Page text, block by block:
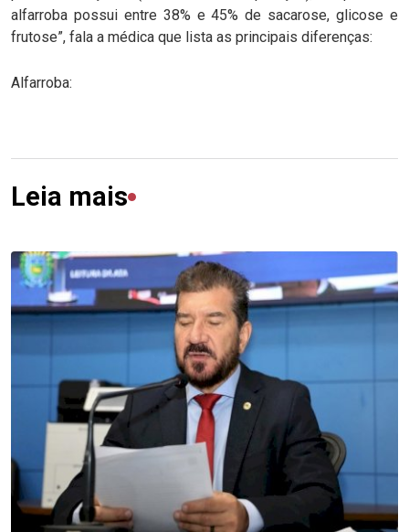
alfarroba possui entre 38% e 45% de sacarose, glicose e
frutose”, fala a médica que lista as principais diferenças:
Alfarroba:
Leia mais